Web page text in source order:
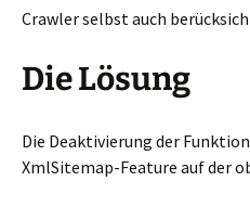
Crawler selbst auch
Die Lösung
Die Deaktivierung der
XmlSitemap-Feature auf der